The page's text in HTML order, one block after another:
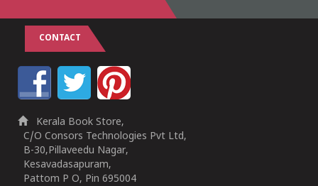
CONTACT
Kerala Book Store,
C/O Consors Technologies Pvt Ltd,
B-30,Pillaveedu Nagar,
Kesavadasapuram,
Pattom P O, Pin 695004